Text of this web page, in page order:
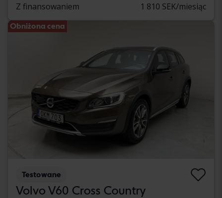
Z finansowaniem 1 810 SEK/miesiąc
Obniżona cena
Testowane
Volvo V60 Cross Country